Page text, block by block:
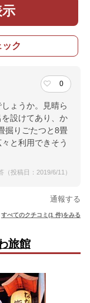
ク
0
ょうか。見晴ら
設けてあり、か
掘りごたつと8畳
と利用できそう
（投稿日：2019/6/11）
通報する
すべてのクチコミ(1 件)をみる
旅館